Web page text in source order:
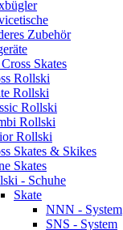
Zubehör
Skates
Rollski
Rollski
Rollski
Rollski
Rollski
Skates & Skikes
Skates
- Schuhe
Skate
NNN - System
SNS - System